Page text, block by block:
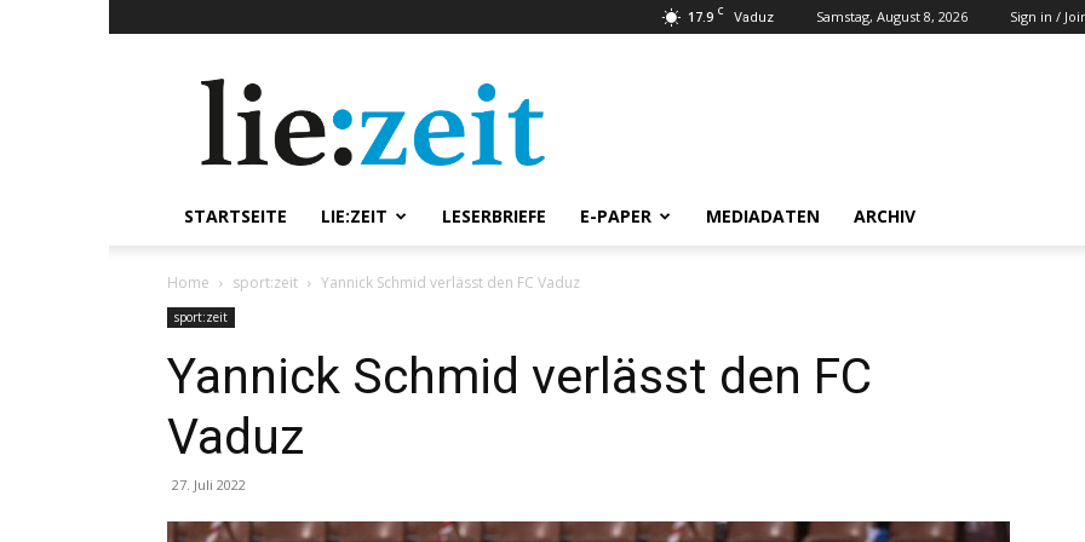
17.9 C Vaduz Samstag, August 8, 2026 Sign in /
STARTSEITE LIE:ZEIT LESERBRIEFE E-PAPER MEDIADATEN ARCHIV
Home sport:zeit Yannick Schmid verlässt den FC Vaduz
sport:zeit
Yannick Schmid verlässt den FC
Vaduz
27. Juli 2022